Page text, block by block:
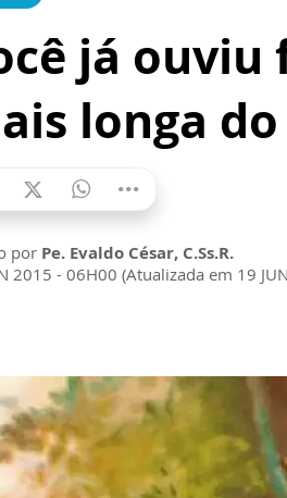
já ouviu
longa
por Pe. Evaldo César, C.Ss.R.
2015 - 06H00 (Atualizada em 19